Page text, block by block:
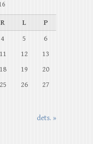
R L
P
4 5
6
11 12
13
18 19
20
25 26
27
dets. »